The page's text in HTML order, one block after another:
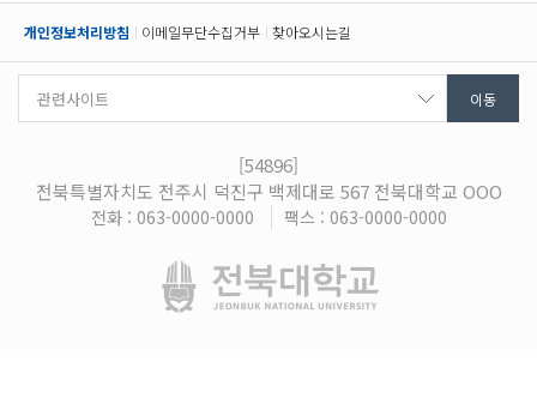
개인정보처리방침 이메일무단수집거부 찾아오시는길
[54896]
전북특별자치도 전주시 덕진구 백제대로 567 전북대학교 OOO
전화 : 063-0000-0000 팩스 : 063-0000-0000